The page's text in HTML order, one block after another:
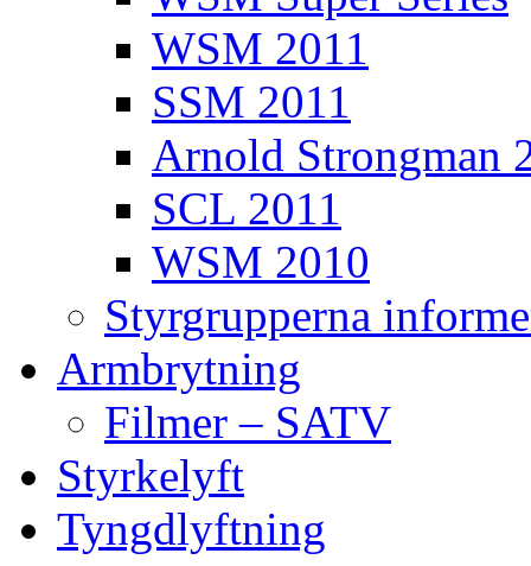
WSM 2011
SSM 2011
Arnold Strongman
SCL 2011
WSM 2010
Styrgrupperna
Armbrytning
Filmer – SATV
Styrkelyft
Tyngdlyftning